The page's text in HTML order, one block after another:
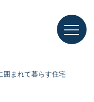
囲まれて暮らす住宅